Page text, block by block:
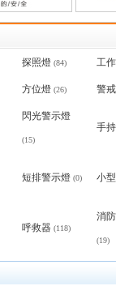
探照燈 (84) 工
方位燈 (26) 警
閃光警示燈
(15)
手
短排警示燈 (0) 小
呼救器 (118)
消
(19)